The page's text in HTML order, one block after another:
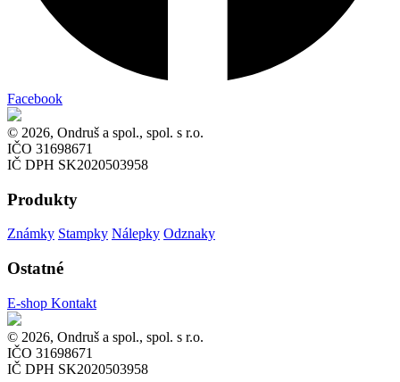
Facebook
© 2026, Ondruš a spol., spol. s r.o.
IČO 31698671
IČ DPH SK2020503958
Produkty
Známky Stampky Nálepky Odznaky
Ostatné
E-shop Kontakt
© 2026, Ondruš a spol., spol. s r.o.
IČO 31698671
IČ DPH SK2020503958